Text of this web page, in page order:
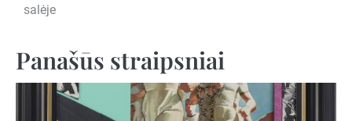
įrašų
salėje
Panašūs straipsniai